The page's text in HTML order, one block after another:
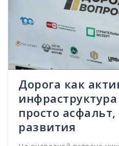
Дорога как
просто
развития